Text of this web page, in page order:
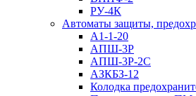
РУ-4К
Автоматы защиты,
А1-1-20
АПШ-3Р
АПШ-3P-2С
АЗКБЗ-12
Колодка